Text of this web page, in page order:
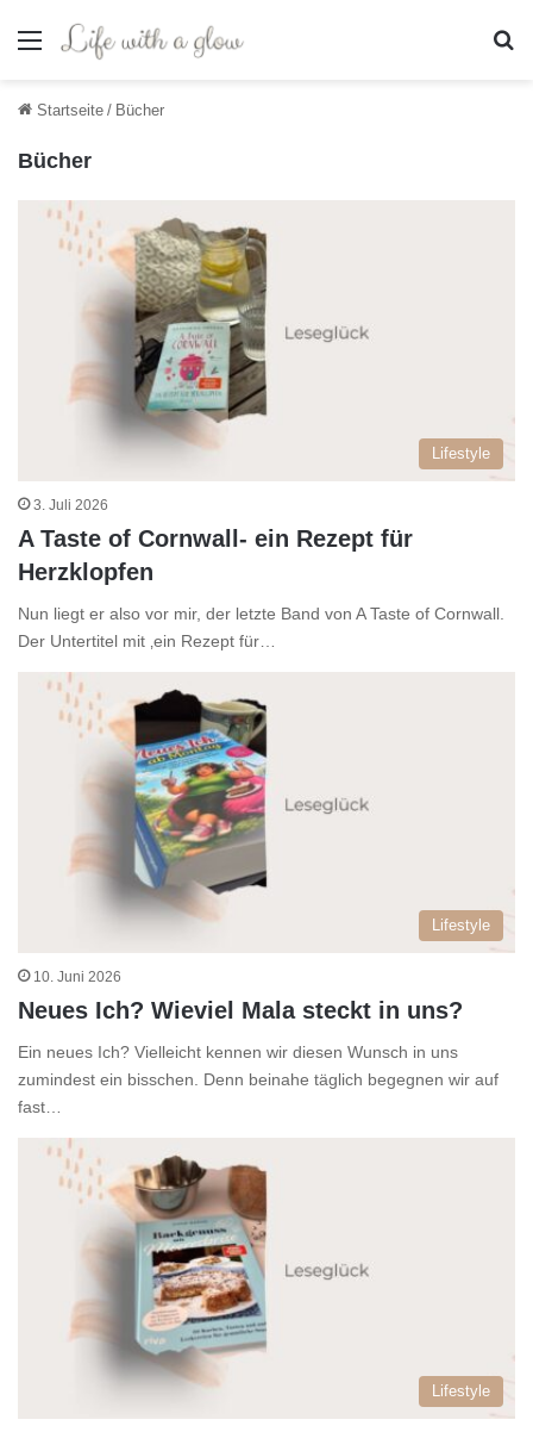
Menü
Startseite / Bücher
Bücher
Lifestyle
3. Juli 2026
A Taste of Cornwall- ein Rezept für
Herzklopfen
Nun liegt er also vor mir, der letzte Band von A Taste of Cornwall.
Der Untertitel mit ‚ein Rezept für…
Lifestyle
10. Juni 2026
Neues Ich? Wieviel Mala steckt in uns?
Ein neues Ich? Vielleicht kennen wir diesen Wunsch in uns
zumindest ein bisschen. Denn beinahe täglich begegnen wir auf
fast…
Lifestyle